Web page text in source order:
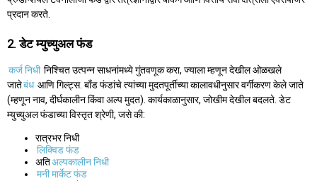
प्रदान करते.
2. डेट म्युच्युअल फंड
कर्ज निधी निश्चित उत्पन्न साधनांमध्ये गुंतवणूक करा, ज्याला म्हणून देखील ओळखले
जातेबंध आणि गिल्ट्स. बाँड फंडांचे त्यांच्या मुदतपूर्तीच्या कालावधीनुसार वर्गीकरण केले जाते
(म्हणून नाव, दीर्घकालीन किंवा अल्प मुदत). कार्यकाळानुसार, जोखीम देखील बदलते. डेट
म्युच्युअल फंडाच्या विस्तृत श्रेणी, जसे की:
रात्रभर निधी
लिक्विड फंड
अतिअल्पकालीन निधी
मनी मार्केट फंड